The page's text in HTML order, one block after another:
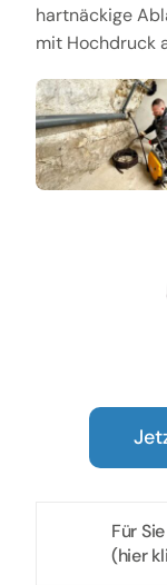
hartnäckige
mit Hochdruck
Für
(hier